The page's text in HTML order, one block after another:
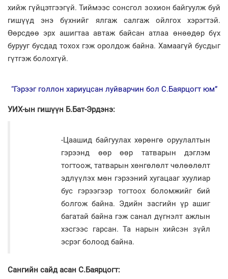
хийж гүйцэтгээгүй. Тиймээс сонсгол зохион байгуулж буй
гишүүд энэ бүхнийг ялгаж салгаж ойлгох хэрэгтэй.
Өөрсдөө эрх ашигтаа автаж байсан атлаа өнөөдөр бүх
бурууг бусдад тохох гэж оролдож байна. Хамаагүй бусдыг
гүтгэж болохгүй.
“Гэрээг голлон хариуцсан луйварчин бол С.Баярцогт юм”
УИХ-ын гишүүн Б.Бат-Эрдэнэ:
-Цаашид байгуулах хөрөнгө оруулалтын
гэрээнд өөр өөр татварын дэглэм
тогтоож, татварын хөнгөлөлт чөлөөлөлт
эдлүүлэх мөн гэрээний хугацааг хуулиар
бус гэрээгээр тогтоох боломжийг бий
болгож байна. Эдийн засгийн үр ашиг
багатай байна гэж санал дүгнэлт ажлын
хэсгээс гарсан. Та нарын хийсэн зүйл
эсрэг болоод байна.
Сангийн сайд асан С.Баярцогт: